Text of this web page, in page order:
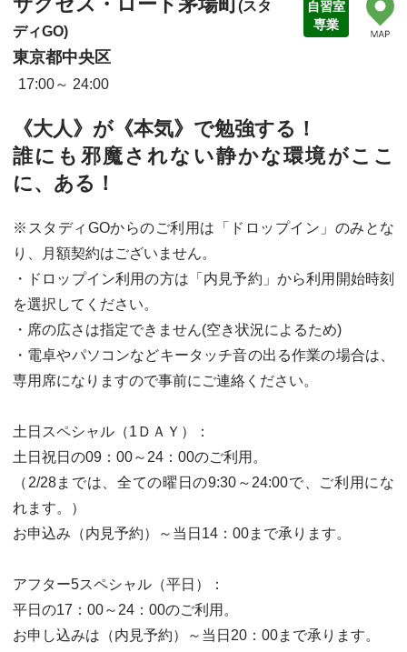
(スタ
ディGO)
東京都中央区
17:00 24:00
自習室
専業
《大人》が《本気》で勉強する！
誰にも邪魔されない静かな環境がここ
に、ある！
※スタディGOからのご利用は「ドロップイン」のみとな
り、月額契約はございません。
・ドロップイン利用の方は「内見予約」から利用開始時刻
を選択してください。
・席の広さは指定できません(空き状況によるため)
・電卓やパソコンなどキータッチ音の出る作業の場合は、
専用席になりますので事前にご連絡ください。
土日スペシャル（1ＤＡＹ）：
土日祝日の09：00～24：00のご利用。
（2/28までは、全ての曜日の9:30～24:00で、ご利用にな
れます。）
お申込み（内見予約）～当日14：00まで承ります。
アフター5スペシャル（平日）：
平日の17：00～24：00のご利用。
お申し込みは（内見予約）～当日20：00まで承ります。